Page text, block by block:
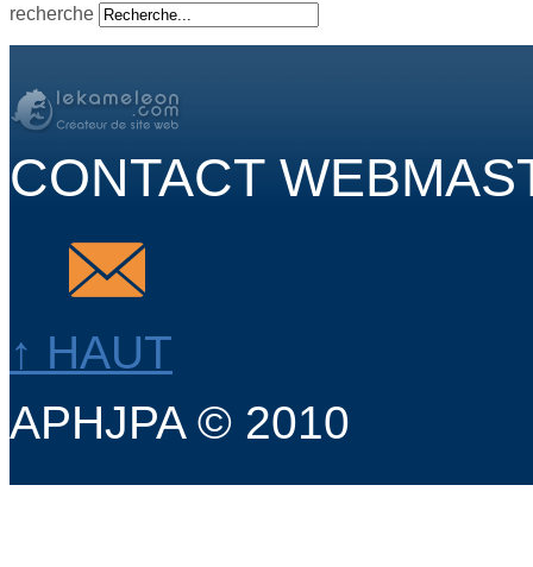
recherche
CONTACT
↑ HAUT
APHJPA © 2010